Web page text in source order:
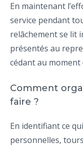
En maintenant
service pendant
relâchement se lit
présentés au
cédant au
Comment
faire ?
En identifiant ce
personnelles,